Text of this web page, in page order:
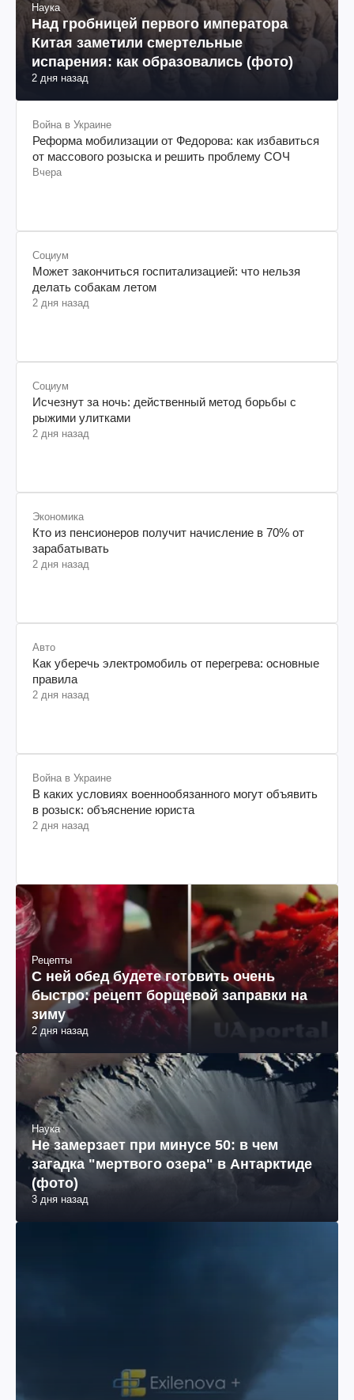
Наука
Над гробницей первого императора
Китая заметили смертельные
испарения: как образовались (фото)
2 дня назад
Война в Украине
Реформа мобилизации от Федорова: как избавиться
от массового розыска и решить проблему СОЧ
Вчера
Социум
Может закончиться госпитализацией: что нельзя
делать собакам летом
2 дня назад
Социум
Исчезнут за ночь: действенный метод борьбы с
рыжими улитками
2 дня назад
Экономика
Кто из пенсионеров получит начисление в 70% от
зарабатывать
2 дня назад
Авто
Как уберечь электромобиль от перегрева: основные
правила
2 дня назад
Война в Украине
В каких условиях военнообязанного могут объявить
в розыск: объяснение юриста
2 дня назад
Рецепты
С ней обед будете готовить очень
быстро: рецепт борщевой заправки на
зиму
2 дня назад
Наука
Не замерзает при минусе 50: в чем
загадка "мертвого озера" в Антарктиде
(фото)
3 дня назад